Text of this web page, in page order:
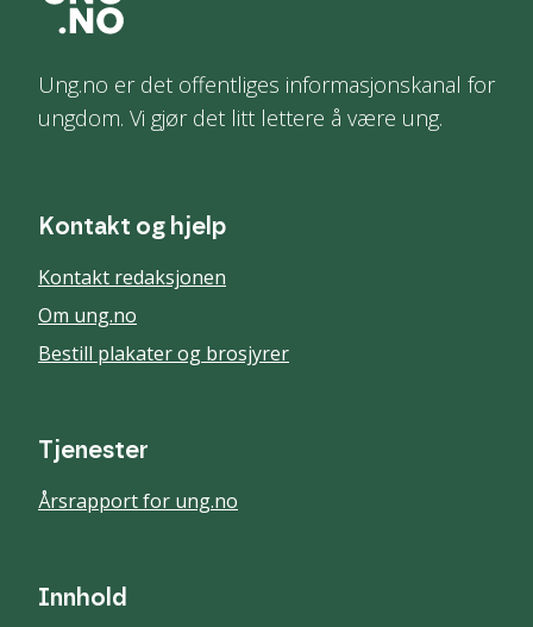
Ung.no er det offentliges informasjonskanal for
ungdom. Vi gjør det litt lettere å være ung.
Kontakt og hjelp
Kontakt redaksjonen
Om ung.no
Bestill plakater og brosjyrer
Tjenester
Årsrapport for ung.no
Innhold